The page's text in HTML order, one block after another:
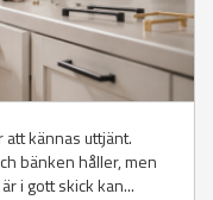
kännas uttjänt.
bänken håller, men
i gott skick kan...